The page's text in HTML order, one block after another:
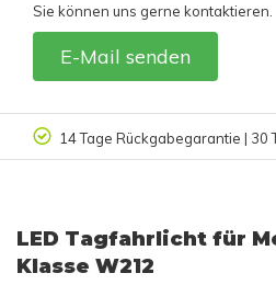
Sie können uns gerne kontaktieren.
E-Mail senden
14 Tage Rückgabegarantie | 30
LED Tagfahrlicht für
Klasse W212